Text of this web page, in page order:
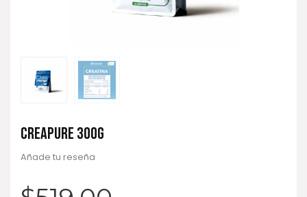
CREAPURE 300G
Añade tu reseña